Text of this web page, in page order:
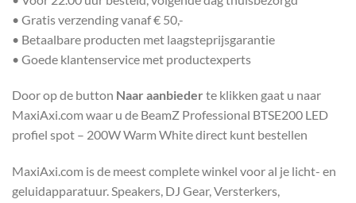
• Gratis verzending vanaf € 50,-
• Betaalbare producten met laagsteprijsgarantie
• Goede klantenservice met productexperts
Door op de button Naar aanbieder te klikken gaat u naar
MaxiAxi.com waar u de BeamZ Professional BTSE200 LED
profiel spot – 200W Warm White direct kunt bestellen
MaxiAxi.com is de meest complete winkel voor al je licht- en
geluidapparatuur. Speakers, DJ Gear, Versterkers,